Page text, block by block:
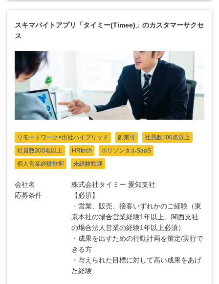
スキマバイトアプリ「タイミー(Timee)」のカスタマーサクセ
ス
リモートワーク×出社ハイブリッド 副業可
社員数100名以上
社員数300名以上
HRtech
ホリゾンタルSaaS
個人営業経験歓迎
未経験歓迎
会社名
株式会社タイミー 愛知支社
応募条件
【必須】
・営業、販売、接客いずれかのご経験（東
京本社の場合営業経験1年以上、関西支社
の場合法人営業の経験1年以上必須）
・成果を出すための行動計画を策定/実行で
きる方
・与えられた目標に対して高い成果をあげ
た経験